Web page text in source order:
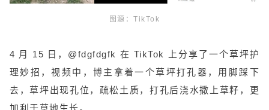
图源：TikTok
4 月 15 日，@fdgfdgfk 在 TikTok 上分享了一个草坪护
理妙招，视频中，博主拿着一个草坪打孔器，用脚踩下
去，草坪出现孔位，疏松土质，打孔后浇水撒上草籽，更